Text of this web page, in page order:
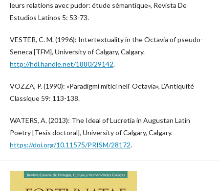
leurs relations avec pudor: étude sémantique», Revista De
Estudios Latinos 5: 53-73.
VESTER, C. M. (1996): Intertextuality in the Octavia of pseudo-
Seneca [TFM], University of Calgary, Calgary.
http://hdl.handle.net/1880/29142.
VOZZA, P. (1990): «Paradigmi mitici nell’ Octavia», L’Antiquité
Classique 59: 113-138.
WATERS, A. (2013): The Ideal of Lucretia in Augustan Latin
Poetry [Tesis doctoral], University of Calgary, Calgary.
https://doi.org/10.11575/PRISM/28172.